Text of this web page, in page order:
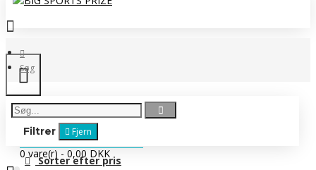
0 vare(r) - 0,00 DKK
Søg
Filtrer Fjern
Sorter efter pris